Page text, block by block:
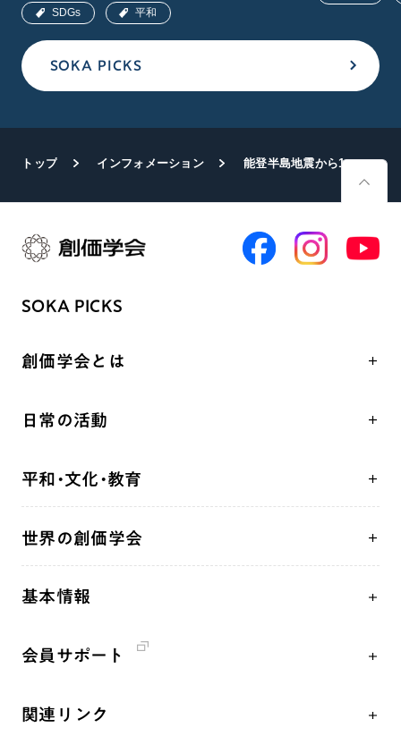
SOKA PICKS
SDGs 平和
トップ インフォメーション 能登半島地震から1年 石川で福光希望勤行会
SOKA PICKS
創価学会とは
祈り
聖典
釈尊～法華経
創価学会の三代会長
第2代会長・戸田城聖先生
日常の活動
座談会
仏法を語る
年間の活動について
彼岸
平和・文化・教育
「人権文化」「ジェンダー平等」を促進
人道支援
展示活動
世界の創価学会
基本情報
創価学会 社会憲章
会員サポート
関連リンク